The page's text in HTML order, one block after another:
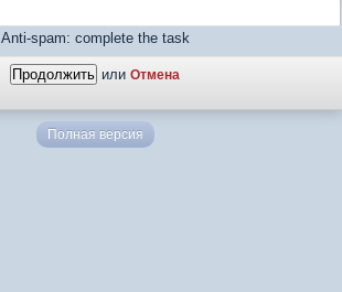
Anti-spam: complete the task
или Отмена
Полная версия